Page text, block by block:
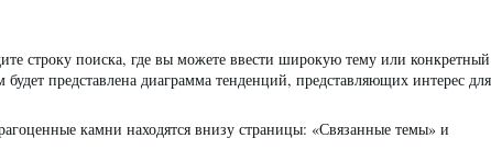
строку поиска, где вы можете ввести широкую тему или конкретный
представлена ​​диаграмма тенденций, представляющих интерес для
камни находятся внизу страницы: «Связанные темы» и